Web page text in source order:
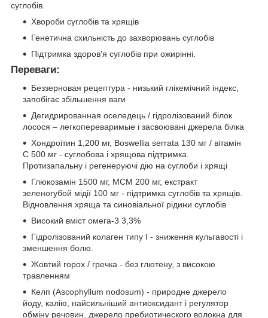
суглобів.
Хвороби суглобів та хрящів
Генетична схильність до захворювань суглобів
Підтримка здоров'я суглобів при ожирінні.
Переваги:
Беззерновая рецептура - низький глікемічний індекс,
запобігає збільшення ваги
Дегидрированная оселедець / гідролізований білок
лосося – легкопереваримые і засвоювані джерела білка
Хондроітин 1,200 мг, Boswellia serrata 130 мг / вітамін
С 500 мг - суглобова і хрящова підтримка.
Протизапальну і регенеруючі дію на суглоби і хрящі
Глюкозамін 1500 мг, МСМ 200 мг, екстракт
зеленогубой мідії 100 мг - підтримка суглобів та хрящів.
Відновлення хряща та синовіальної рідини суглобів
Високий вміст омега-3 3,3%
Гідролізований колаген типу I - зниження кульгавості і
зменшення болю.
Жовтий горох / гречка - без глютену, з високою
травленням
Келп (Ascophyllum nodosum) - природне джерело
йоду, калію, найсильніший антиоксидант і регулятор
обміну речовин, джерело пребиотического волокна для